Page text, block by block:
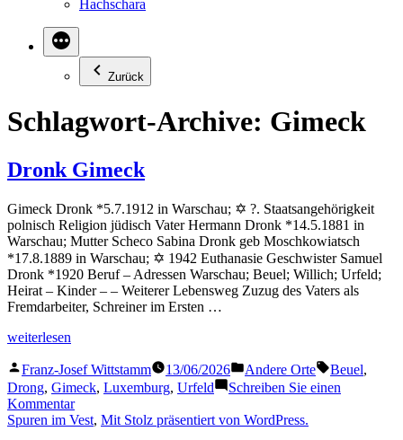
Hachschara
Zurück
Schlagwort-Archive: Gimeck
Dronk Gimeck
Gimeck Dronk *5.7.1912 in Warschau; ✡ ?. Staatsangehörigkeit
polnisch Religion jüdisch Vater Hermann Dronk *14.5.1881 in
Warschau; Mutter Scheco Sabina Dronk geb Moschkowiatsch
*17.8.1889 in Warschau; ✡ 1942 Euthanasie Geschwister Samuel
Dronk *1920 Beruf – Adressen Warschau; Beuel; Willich; Urfeld;
Heirat – Kinder – – Weiterer Lebensweg Zuzug des Vaters als
Fremdarbeiter, Schreiner im Ersten …
„Dronk
weiterlesen
Veröffentlicht
von
Franz-Josef Wittstamm 13/06/2026
Veröffentlicht
in
Andere Orte Beuel,
Drong, Gimeck, Luxemburg, Urfeld
Schreiben Sie einen
Kommentarzu
Dronk
Spuren im Vest, Mit Stolz präsentiert von WordPress.